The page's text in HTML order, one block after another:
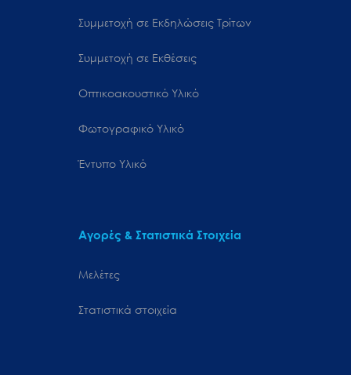
Συμμετοχή σε Εκδηλώσεις Τρίτων
Συμμετοχή σε Εκθέσεις
Οπτικοακουστικό Υλικό
Φωτογραφικό Υλικό
Έντυπο Υλικό
Αγορές & Στατιστικά Στοιχεία
Μελέτες
Στατιστικά στοιχεία